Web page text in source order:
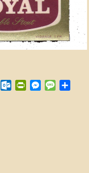
GmailOutlook.com
PrintFriendly
Messenger
Message